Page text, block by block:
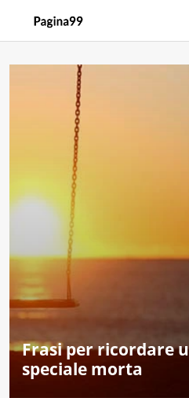
Frasi per ricordare
speciale morta